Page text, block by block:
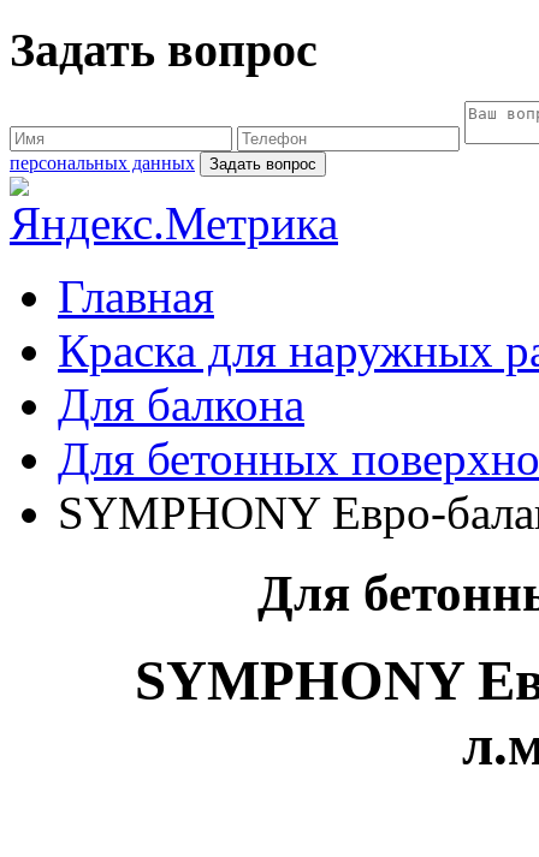
Задать вопрос
персональных данных
Главная
Краска для наружных
Для балкона
Для бетонных
SYMPHONY Евро-
Для
SYMPHONY